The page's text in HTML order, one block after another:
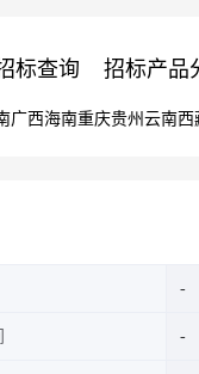
标查询 招标产品
广西海南重庆贵州 云南西